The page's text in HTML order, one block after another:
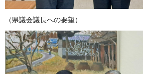
（県議会議長への要望）